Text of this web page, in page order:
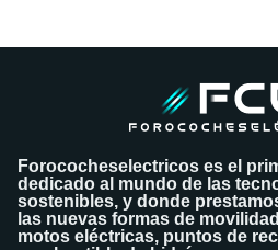
Forococheselectricos es el
dedicado al mundo de las
sostenibles, y donde
las nuevas formas de
motos eléctricas, puntos de